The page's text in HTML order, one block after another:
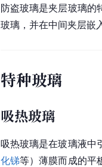
防盗玻璃是夹层玻璃的
玻璃，并在中间夹层嵌
特种玻璃
吸热玻璃
吸热玻璃是在玻璃液中
化锑等）薄膜而成的平